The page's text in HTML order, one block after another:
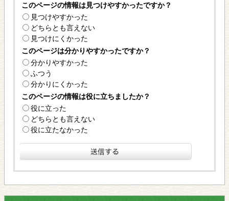
このページの情報は見つけやすかったですか？
見つけやすかった
どちらとも言えない
見つけにくかった
このページは分かりやすかったですか？
分かりやすかった
ふつう
分かりにくかった
このページの情報は役に立ちましたか？
役に立った
どちらとも言えない
役に立たなかった